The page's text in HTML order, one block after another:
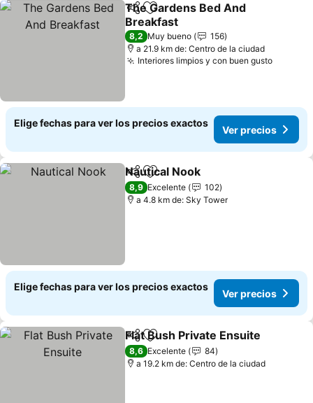
Compartir
Agregar a favoritos
The Gardens Bed And
Breakfast
Ver precios
8,2 Muy bueno
156
a 21.9 km de: Centro de la ciudad
Interiores limpios y con buen gustoVer
Elige fechas para ver los precios exactos
Ver precios
CompartirAgregar a favoritos
Nautical Nook
8,9 Excelente
102
a 4.8 km de: Sky Tower
Elige fechas para ver los precios exactos
Ver precios
CompartirAgregar a favoritos
Flat Bush Private Ensuite
8,6 Excelente
84
a 19.2 km de: Centro de la ciudad